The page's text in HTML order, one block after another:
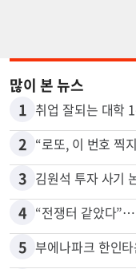
많이 본 뉴스
1 취업 잘되는 대학
2 “로또, 이 번호 찍
3 김원석 투자 사기
4 “전쟁터 같았다
5 부에나파크 한인